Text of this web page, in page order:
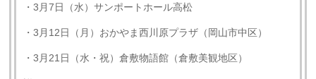
・3月7日（水）サンポートホール高松
・3月12日（月）おかやま西川原プラザ（岡山市中区）
・3月21日（水・祝）倉敷物語館（倉敷美観地区）